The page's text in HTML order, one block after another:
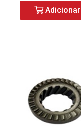
Adicionar